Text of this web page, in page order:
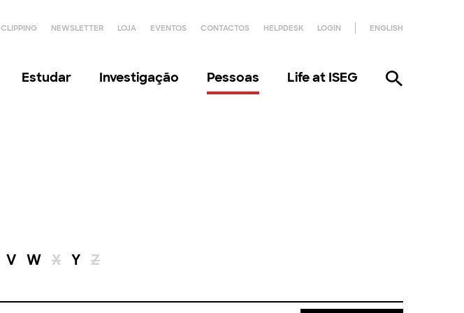
CLIPPING NEWSLETTER LOJA EVENTOS CONTACTOS HELPDESK LOGIN ENGLISH
Estudar Investigação Pessoas Life at ISEG
V W X Y Z